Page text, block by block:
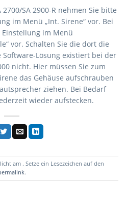
SA 2900-R nehmen Sie bitte
im Menü „Int. Sirene“ vor. Bei
im Menü
vor. Schalten Sie die dort die
Software-Lösung existiert bei der
nicht. Hier müssen Sie zum
das Gehäuse aufschrauben
ziehen. Bei Bedarf
wieder aufstecken.
am . Setze ein Lesezeichen auf den
.